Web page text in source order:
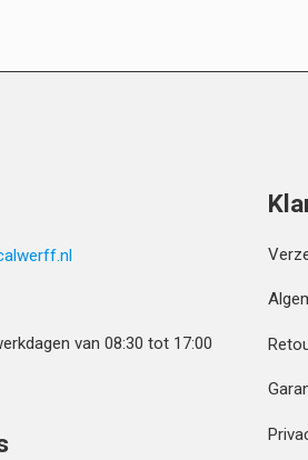
van 08:30 tot 17:00